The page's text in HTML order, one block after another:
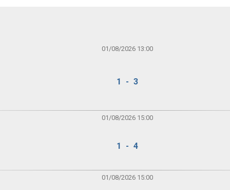
01/08/2026 13:00
1 - 3
01/08/2026 15:00
1 - 4
01/08/2026 15:00